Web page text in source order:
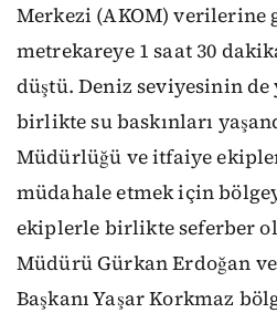
Merkezi (AKOM) verilerine
metrekareye 1 saat 30
düştü. Deniz seviyesinin
birlikte su baskınları
Müdürlüğü ve itfaiye
müdahale etmek için
ekiplerle birlikte seferber
Müdürü Gürkan Erdoğan
Başkanı Yaşar Korkmaz